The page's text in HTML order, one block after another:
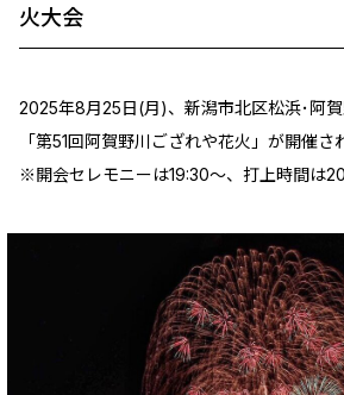
火大会
2025年8月25日(月)、新潟市北区松浜･阿
「第51回阿賀野川ござれや花火」が開催さ
※開会セレモニーは19:30～、打上時間は